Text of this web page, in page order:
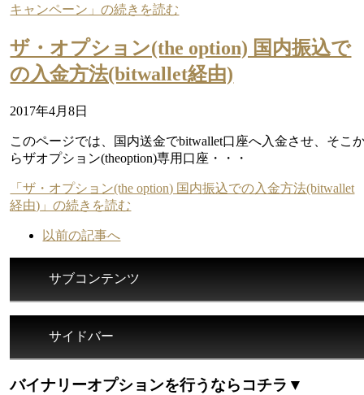
キャンペーン」の続きを読む
ザ・オプション(the option) 国内振込で
の入金方法(bitwallet経由)
2017年4月8日
このページでは、国内送金でbitwallet口座へ入金させ、そこ
らザオプション(theoption)専用口座・・・
「ザ・オプション(the option) 国内振込での入金方法(bitwallet
経由)」の続きを読む
以前の記事へ
サブコンテンツ
サイドバー
バイナリーオプションを行うならコチラ▼